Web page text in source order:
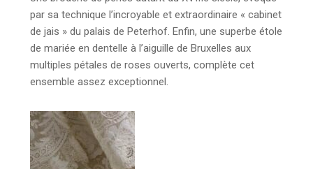
par sa technique l’incroyable et extraordinaire « cabinet
de jais » du palais de Peterhof. Enfin, une superbe étole
de mariée en dentelle à l’aiguille de Bruxelles aux
multiples pétales de roses ouverts, complète cet
ensemble assez exceptionnel.